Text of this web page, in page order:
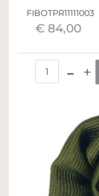
FIBOTPR11111003
€ 84,00